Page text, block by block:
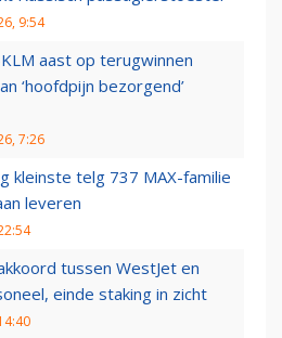
9:54
aast op terugwinnen
‘hoofdpijn bezorgend’
7:26
kleinste telg 737 MAX-familie
leveren
tussen WestJet en
einde staking in zicht